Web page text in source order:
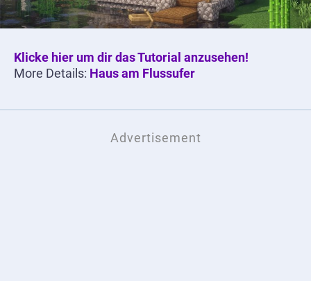
Klicke hier um dir das Tutorial anzusehen!
More Details: Haus am Flussufer